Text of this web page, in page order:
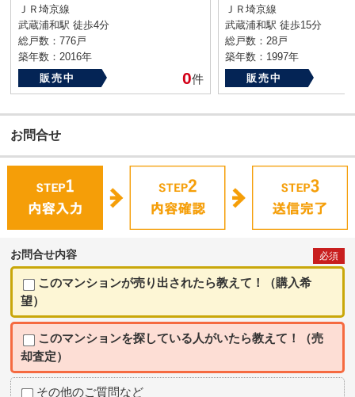
ＪＲ埼京線
武蔵浦和駅 徒歩4分
総戸数：776戸
築年数：2016年
販売中
0件
ＪＲ埼京線
武蔵浦和駅 徒歩15分
総戸数：28戸
築年数：1997年
販売中
お問合せ
お問合せ内容 必須
このマンションが売り出されたら教えて！（購入希
望）
このマンションを探している人がいたら教えて！（売
却査定）
その他のご質問など